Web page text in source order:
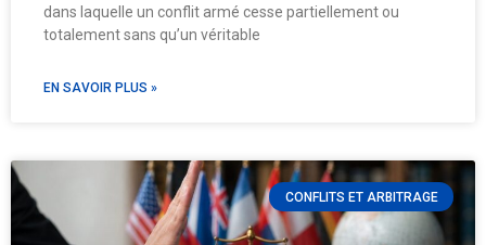
dans laquelle un conflit armé cesse partiellement ou
totalement sans qu’un véritable
EN SAVOIR PLUS »
CONFLITS ET ARBITRAGE